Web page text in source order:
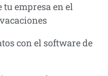
tu empresa en el
con el software de